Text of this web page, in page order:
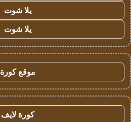
يلا شوت
يلا شوت
موقع كورة
كورة لايف